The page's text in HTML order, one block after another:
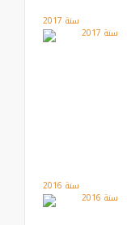
سنة 2017
سنة 2016